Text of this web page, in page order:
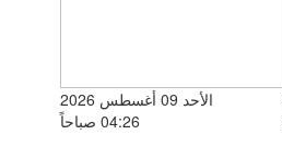
الأحد 09 أغسطس 2026
04:26 صباحاً